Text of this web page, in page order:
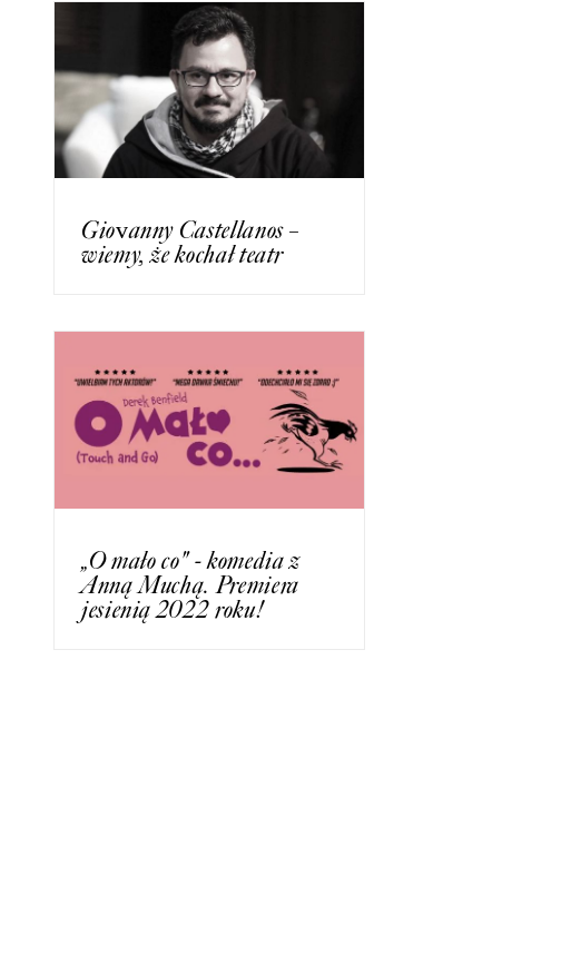
Giovanny Castellanos –
wiemy, że kochał teatr
„O mało co" - komedia z
Anną Muchą. Premiera
jesienią 2022 roku!